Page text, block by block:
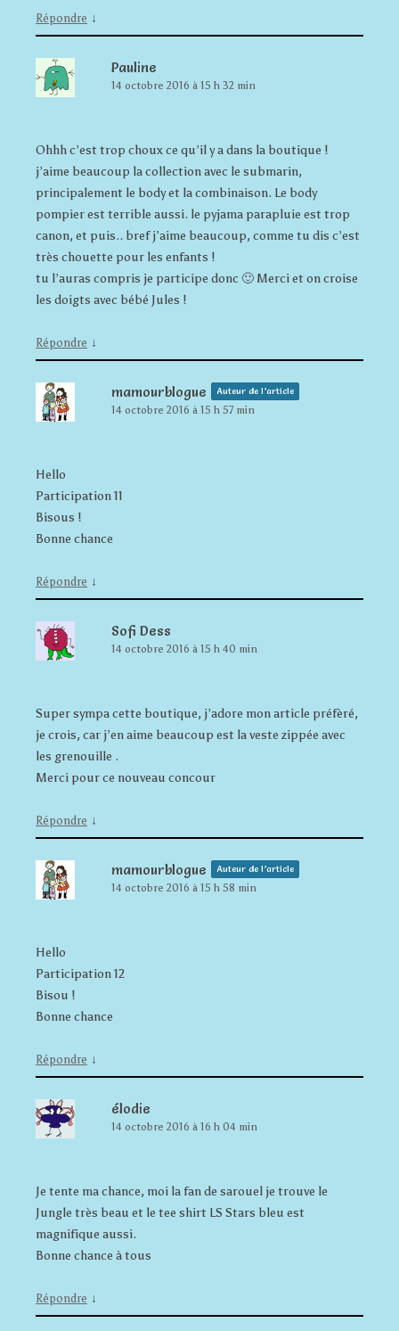
Répondre ↓
Pauline
14 octobre 2016 à 15 h 32 min
Ohhh c’est trop choux ce qu’il y a dans la boutique !
j’aime beaucoup la collection avec le submarin,
principalement le body et la combinaison. Le body
pompier est terrible aussi. le pyjama parapluie est trop
canon, et puis.. bref j’aime beaucoup, comme tu dis c’est
très chouette pour les enfants !
tu l’auras compris je participe donc 🙂 Merci et on croise
les doigts avec bébé Jules !
Répondre ↓
mamourblogue Auteur de l’article
14 octobre 2016 à 15 h 57 min
Hello
Participation 11
Bisous !
Bonne chance
Répondre ↓
Sofi Dess
14 octobre 2016 à 15 h 40 min
Super sympa cette boutique, j’adore mon article préfèré,
je crois, car j’en aime beaucoup est la veste zippée avec
les grenouille .
Merci pour ce nouveau concour
Répondre ↓
mamourblogue Auteur de l’article
14 octobre 2016 à 15 h 58 min
Hello
Participation 12
Bisou !
Bonne chance
Répondre ↓
élodie
14 octobre 2016 à 16 h 04 min
Je tente ma chance, moi la fan de sarouel je trouve le
Jungle très beau et le tee shirt LS Stars bleu est
magnifique aussi.
Bonne chance à tous
Répondre ↓